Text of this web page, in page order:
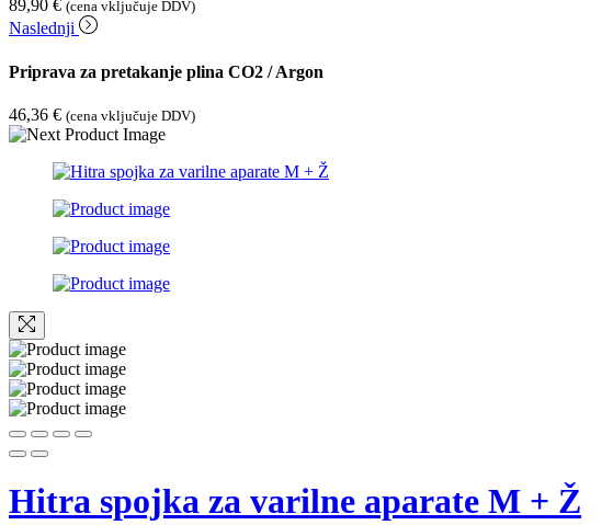
89,90 € (cena vključuje DDV)
Naslednji
Priprava za pretakanje plina CO2 / Argon
46,36 € (cena vključuje DDV)
Hitra spojka za varilne aparate M + Ž